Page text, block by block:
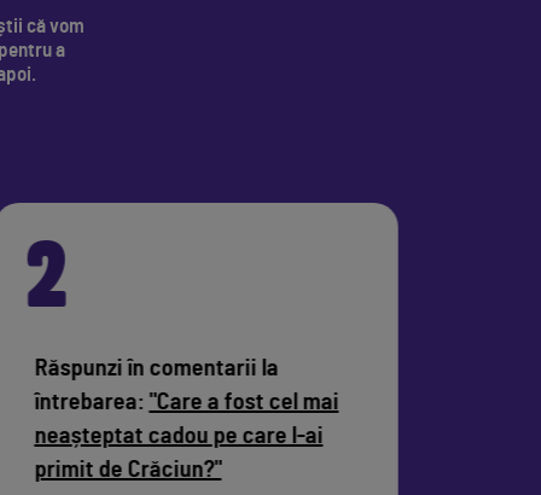
că vom
a
2
Răspunzi în comentarii la
întrebarea: "Care a fost cel mai
neașteptat cadou pe care l-ai
primit de Crăciun?"